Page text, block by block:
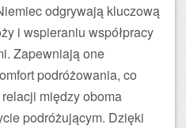
odgrywają kluczową
i wspieraniu współpracy
Zapewniają one
podróżowania, co
między oboma
podróżującym. Dzięki